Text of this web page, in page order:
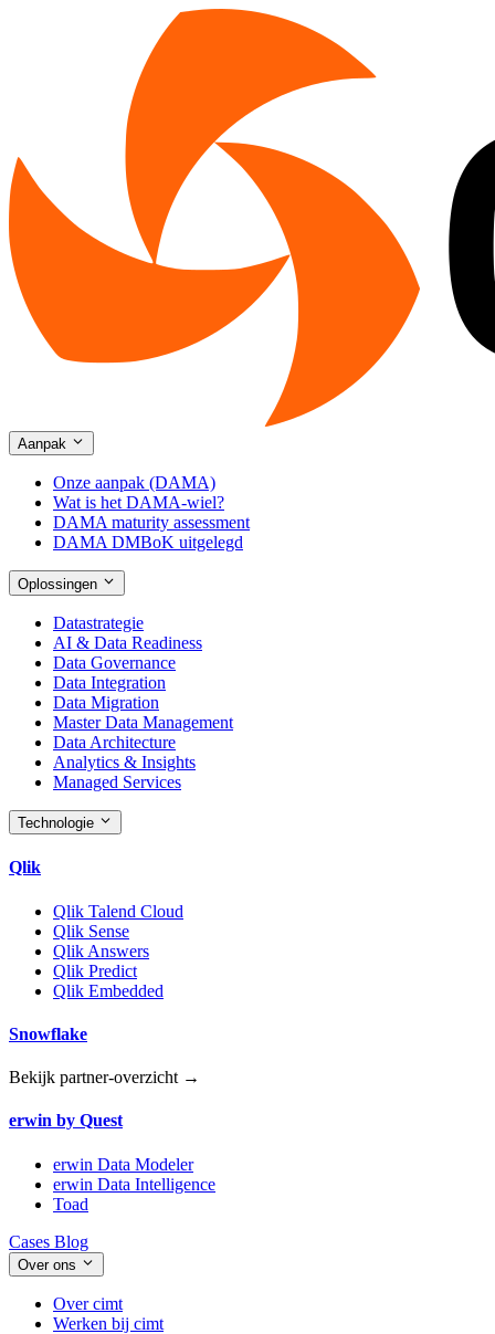
Aanpak
Onze aanpak (DAMA)
Wat is het DAMA-wiel?
DAMA maturity assessment
DAMA DMBoK uitgelegd
Oplossingen
Datastrategie
AI & Data Readiness
Data Governance
Data Integration
Data Migration
Master Data Management
Data Architecture
Analytics & Insights
Managed Services
Technologie
Qlik
Qlik Talend Cloud
Qlik Sense
Qlik Answers
Qlik Predict
Qlik Embedded
Snowflake
Bekijk partner-overzicht →
erwin by Quest
erwin Data Modeler
erwin Data Intelligence
Toad
Cases Blog
Over ons
Over cimt
Werken bij cimt